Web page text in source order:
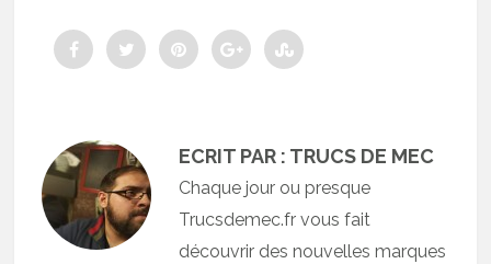
ECRIT PAR : TRUCS DE MEC
Chaque jour ou presque
Trucsdemec.fr vous fait
découvrir des nouvelles marques